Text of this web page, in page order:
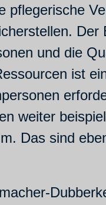
pflegerische
und die
ist
weiter
Das sind